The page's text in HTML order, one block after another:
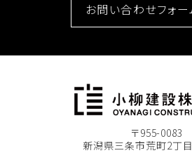
お問い合わせフォー
〒955-0083
新潟県三条市荒町2丁